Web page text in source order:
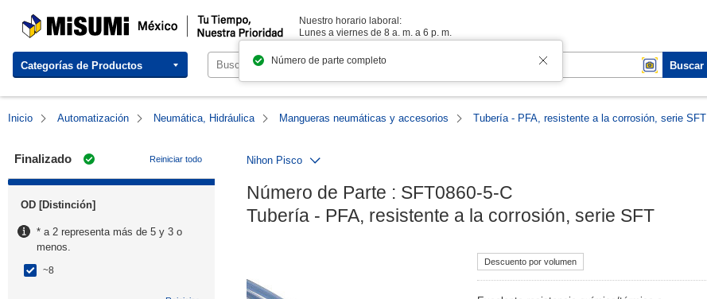
MISUMI México | Tu Tiempo, Nuestra Prioridad
Nuestro horario laboral:
Lunes a viernes de 8 a. m. a 6 p. m.
Categorías de Productos Buscar
Inicio Automatización Neumática, Hidráulica Mangueras neumáticas y accesorios Tubería - PFA, resistente a la corrosión, serie SFT
Finalizado Reiniciar todo
OD [Distinción]
* a 2 representa más de 5 y 3 o
menos.
~8
Nihon Pisco
Número de Parte : SFT0860-5-C
Tubería - PFA, resistente a la corrosión, serie SFT
Descuento por volumen
Número de parte completo